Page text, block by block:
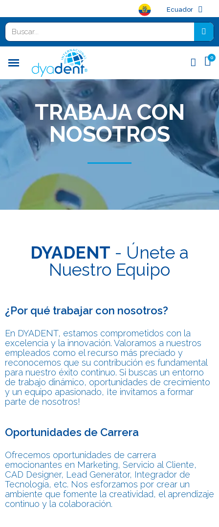
Ecuador
Trabajo
TRABAJA CON
NOSOTROS
DYADENT - Únete a
Nuestro Equipo
¿Por qué trabajar con nosotros?
En DYADENT, estamos comprometidos con la
excelencia y la innovación. Valoramos a nuestros
empleados como el recurso más preciado y
reconocemos que su contribución es fundamental
para nuestro éxito continuo. Si buscas un entorno
de trabajo dinámico, oportunidades de crecimiento
y un equipo apasionado, ¡te invitamos a formar
parte de nosotros!
Oportunidades de Carrera
Ofrecemos oportunidades de carrera
emocionantes en Marketing, Servicio al Cliente,
CAD Designer, Lead Generator, Integrador de
Tecnología, etc. Nos esforzamos por crear un
ambiente que fomente la creatividad, el aprendizaje
continuo y la colaboración.